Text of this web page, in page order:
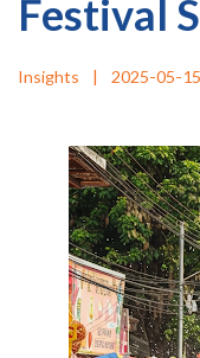
Festival
Insights | 2025-05-